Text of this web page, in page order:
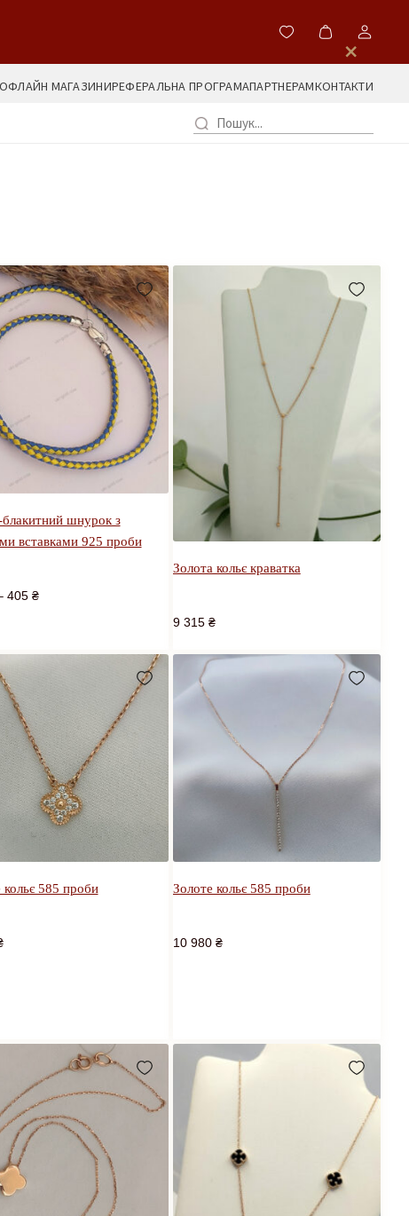
ОФЛАЙН МАГАЗИНИРЕФЕРАЛЬНА ПРОГРАМАПАРТНЕРАМКОНТАКТИ
×
шнурок з
вставками 925 проби
405 ₴
Золота кольє краватка
9 315 ₴
кольє 585 проби Золоте кольє 585 проби
10 980 ₴